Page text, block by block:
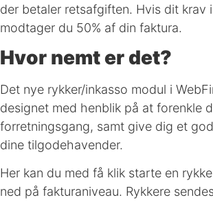
der betaler retsafgiften. Hvis dit krav
modtager du 50% af din faktura.
Hvor nemt er det?
Det nye rykker/inkasso modul i
designet med henblik på at forenkle
forretningsgang, samt give dig et
dine tilgodehavender.
Her kan du med få klik starte en
ned på fakturaniveau. Rykkere